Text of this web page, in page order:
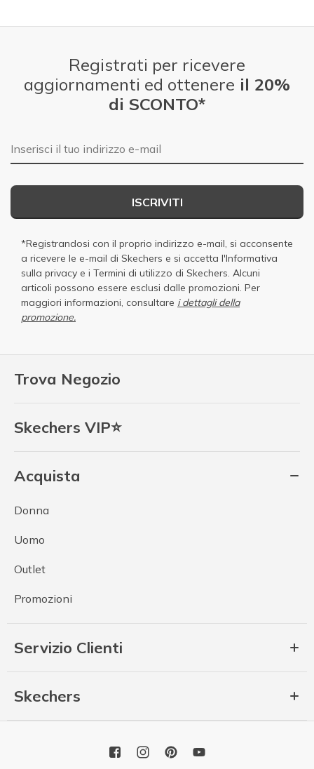
Trova Negozio
Skechers VIP⭐
Acquista
Donna
Uomo
Outlet
Promozioni
Servizio Clienti
Skechers
Registrati per ricevere
aggiornamenti ed ottenere il 20%
di SCONTO*
E-mail
ISCRIVITI
*Registrandosi con il proprio indirizzo e-mail, si acconsente
a ricevere le e-mail di Skechers e si accetta l'Informativa
sulla privacy e i Termini di utilizzo di Skechers. Alcuni
articoli possono essere esclusi dalle promozioni. Per
maggiori informazioni, consultare i dettagli della
promozione.